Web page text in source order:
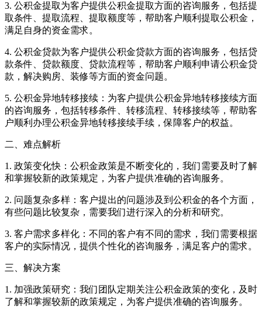
3. 公积金提取为客户提供公积金提取方面的咨询服务，包括提
取条件、提取流程、提取额度等，帮助客户顺利提取公积金，
满足自身的资金需求。
4. 公积金贷款为客户提供公积金贷款方面的咨询服务，包括贷
款条件、贷款额度、贷款流程等，帮助客户顺利申请公积金贷
款，解决购房、装修等方面的资金问题。
5. 公积金异地转移接续：为客户提供公积金异地转移接续方面
的咨询服务，包括转移条件、转移流程、转移接续等，帮助客
户顺利办理公积金异地转移接续手续，保障客户的权益。
二、难点解析
1. 政策变化快：公积金政策是不断变化的，我们需要及时了解
和掌握较新的政策规定，为客户提供准确的咨询服务。
2. 问题复杂多样：客户提出的问题涉及到公积金的各个方面，
有些问题比较复杂，需要我们进行深入的分析和研究。
3. 客户需求多样化：不同的客户有不同的需求，我们需要根据
客户的实际情况，提供个性化的咨询服务，满足客户的需求。
三、解决方案
1. 加强政策研究：我们团队定期关注公积金政策的变化，及时
了解和掌握较新的政策规定，为客户提供准确的咨询服务。